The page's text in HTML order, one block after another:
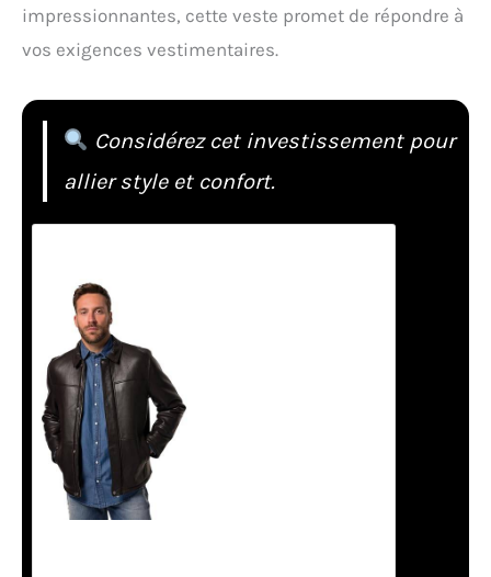
impressionnantes, cette veste promet de répondre à
vos exigences vestimentaires.
Considérez cet investissement pour
allier style et confort.